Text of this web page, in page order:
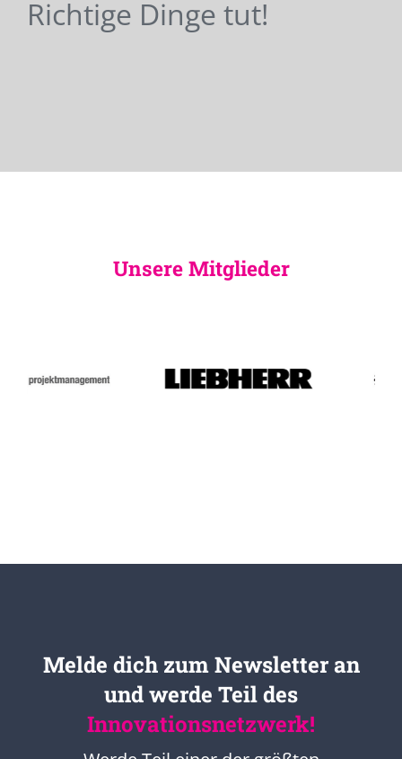
Richtige Dinge tut!
Unsere Mitglieder
Melde dich zum Newsletter an
und werde Teil des
Innovationsnetzwerk!